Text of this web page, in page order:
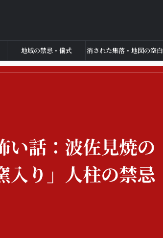
地域の禁忌・儀式 消された集落・地図の空白